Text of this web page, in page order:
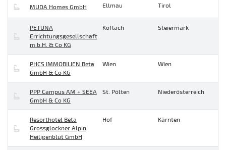
MUDA Homes GmbH Ellmau Tirol
PETUNA
Errichtungsgesellschaft
m.b.H. & Co KG
Köflach Steiermark
PHCS IMMOBILIEN Beta
GmbH & Co KG
Wien Wien
PPP Campus AM + SEEA
GmbH & Co KG
St. Pölten Niederösterreich
Resorthotel Beta
Grossglockner Alpin
Heiligenblut GmbH
Hof Kärnten